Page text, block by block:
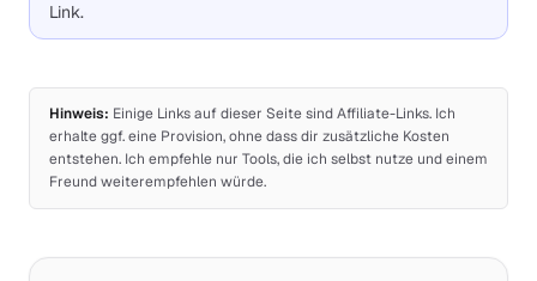
Link.
Hinweis: Einige Links auf dieser Seite sind Affiliate-Links. Ich
erhalte ggf. eine Provision, ohne dass dir zusätzliche Kosten
entstehen. Ich empfehle nur Tools, die ich selbst nutze und einem
Freund weiterempfehlen würde.